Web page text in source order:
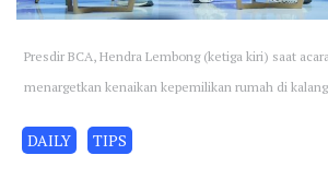
Presdir BCA, Hendra Lembong (ketiga kiri) saat
menargetkan kenaikan kepemilikan rumah di
DAILY TIPS